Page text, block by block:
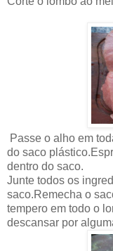
Passe o alho em
do saco
dentro do saco.
Junte todos os
saco.Remecha o
tempero em todo o
descansar por